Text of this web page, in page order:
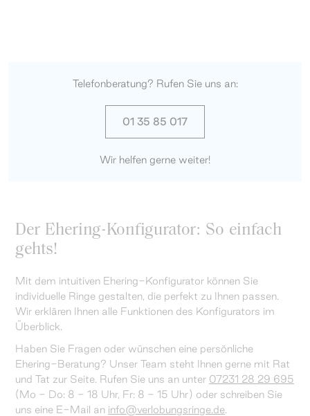
Telefonberatung? Rufen Sie uns an:
01 35 85 017
Wir helfen gerne weiter!
Der Ehering-Konfigurator: So einfach
gehts!
Mit dem intuitiven Ehering-Konfigurator können Sie
individuelle Ringe gestalten, die perfekt zu Ihnen passen.
Wir erklären Ihnen alle Funktionen des Konfigurators im
Überblick.
Haben Sie Fragen oder wünschen eine persönliche
Ehering-Beratung? Unser Team steht Ihnen gerne mit Rat
und Tat zur Seite. Rufen Sie uns an unter 07231 28 29 695
(Mo - Do: 8 - 18 Uhr, Fr: 8 - 15 Uhr) oder schreiben Sie
uns eine E-Mail an info@verlobungsringe.de.